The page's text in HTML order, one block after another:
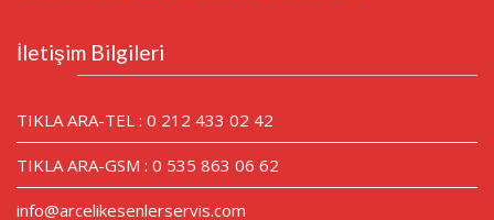
İletişim Bilgileri
TIKLA ARA-TEL : 0 212 433 02 42
TIKLA ARA-GSM : 0 535 863 06 62
info@arcelikesenlerservis.com